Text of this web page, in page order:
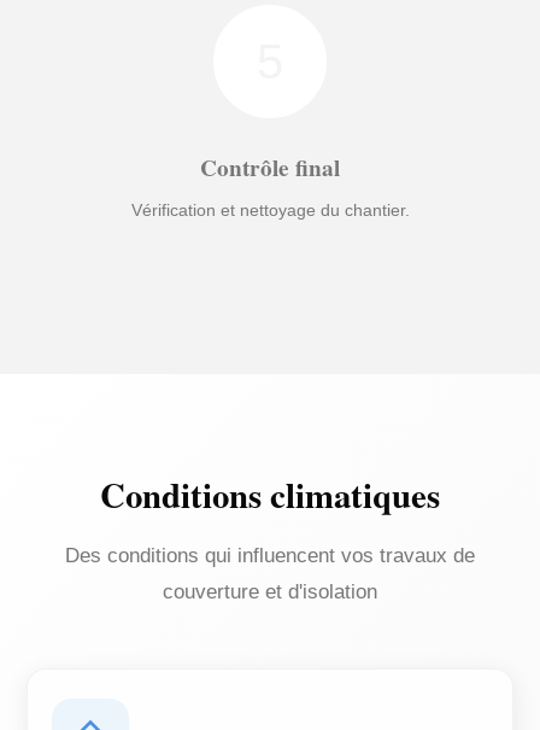
Contrôle final
Vérification et nettoyage du chantier.
Conditions climatiques
Des conditions qui influencent vos travaux de
couverture et d'isolation